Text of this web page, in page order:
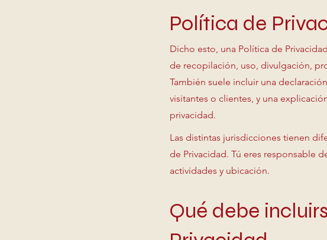
Política de
Dicho esto, una Política de
de recopilación, uso, divulgación,
También suele incluir una
visitantes o clientes, y una
privacidad.
Las distintas jurisdicciones tienen
de Privacidad. Tú eres responsable
actividades y ubicación.
Qué debe